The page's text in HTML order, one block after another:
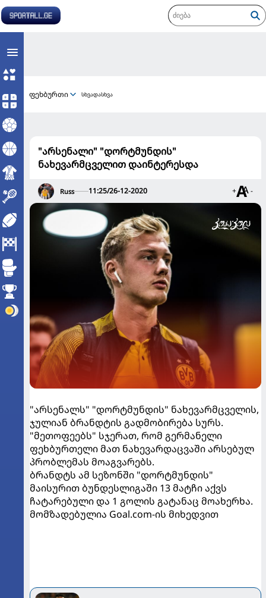
ფეხბურთი სხვადასხვა
"არსენალი" "დორტმუნდის"
ნახევარმცველით დაინტერესდა
Russ 11:25/26-12-2020 + -
"არსენალს" "დორტმუნდის" ნახევარმცველის,
ჯულიან ბრანდტის გადმობირება სურს.
"მეთოფეებს" სჯერათ, რომ გერმანელი
ფეხბურთელი მათ ნახევარდაცვაში არსებულ
პრობლემას მოაგვარებს.
ბრანდტს ამ სეზონში "დორტმუნდის"
მაისურით ბუნდესლიგაში 13 მატჩი აქვს
ჩატარებული და 1 გოლის გატანაც მოახერხა.
მომზადებულია Goal.com-ის მიხედვით